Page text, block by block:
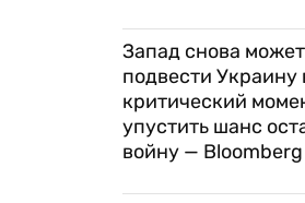
Запад снова может
подвести Украину
критический
упустить шанс
войну — Bloomberg